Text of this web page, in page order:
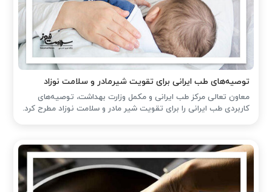
توصیه‌های طب ایرانی برای تقویت شیرمادر و سلامت نوزاد
معاون تعالی مرکز طب ایرانی و مکمل وزارت بهداشت، توصیه‌های
کاربردی طب ایرانی را برای تقویت شیر مادر و سلامت نوزاد مطرح کرد.